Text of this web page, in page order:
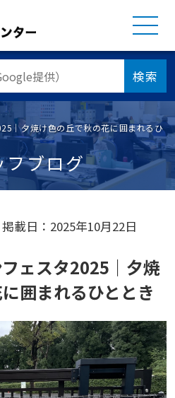
検索
｜夕焼け色の丘で秋の花に囲まれるひ
フブログ
掲載日：2025年10月22日
ェスタ2025｜夕焼
囲まれるひととき